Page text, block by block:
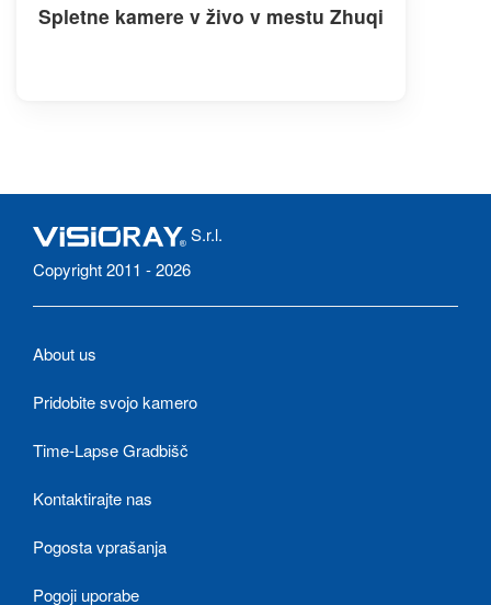
Spletne kamere v živo v mestu Zhuqi
S.r.l.
Copyright 2011 - 2026
About us
Pridobite svojo kamero
Time-Lapse Gradbišč
Kontaktirajte nas
Pogosta vprašanja
Pogoji uporabe